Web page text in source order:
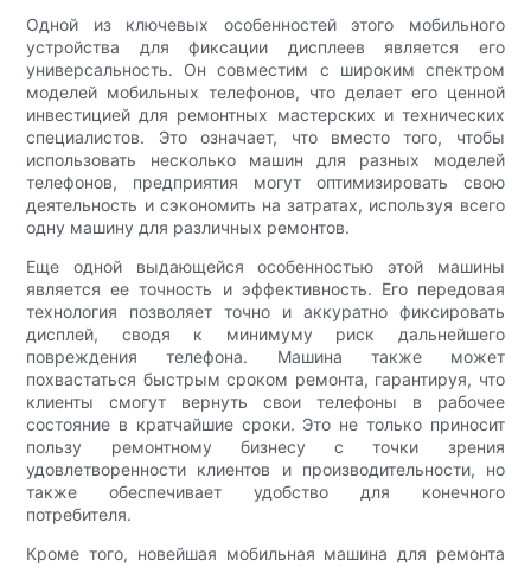
Одной из ключевых особенностей этого мобильного
устройства для фиксации дисплеев является его
универсальность. Он совместим с широким спектром
моделей мобильных телефонов, что делает его ценной
инвестицией для ремонтных мастерских и технических
специалистов. Это означает, что вместо того, чтобы
использовать несколько машин для разных моделей
телефонов, предприятия могут оптимизировать свою
деятельность и сэкономить на затратах, используя всего
одну машину для различных ремонтов.
Еще одной выдающейся особенностью этой машины
является ее точность и эффективность. Его передовая
технология позволяет точно и аккуратно фиксировать
дисплей, сводя к минимуму риск дальнейшего
повреждения телефона. Машина также может
похвастаться быстрым сроком ремонта, гарантируя, что
клиенты смогут вернуть свои телефоны в рабочее
состояние в кратчайшие сроки. Это не только приносит
пользу ремонтному бизнесу с точки зрения
удовлетворенности клиентов и производительности, но
также обеспечивает удобство для конечного
потребителя.
Кроме того, новейшая мобильная машина для ремонта